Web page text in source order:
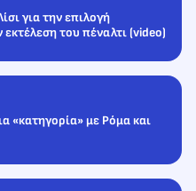
για την επιλογή
του πέναλτι (video)
«κατηγορία» με Ρόμα και